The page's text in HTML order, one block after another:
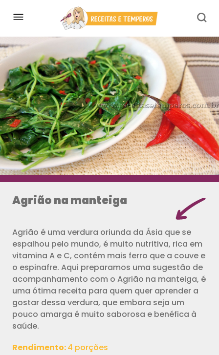
Agrião na manteiga
Agrião é uma verdura oriunda da Ásia que se
espalhou pelo mundo, é muito nutritiva, rica em
vitamina A e C, contém mais ferro que a couve e
o espinafre. Aqui preparamos uma sugestão de
acompanhamento com o Agrião na manteiga, é
uma ótima receita para quem quer aprender a
gostar dessa verdura, que embora seja um
pouco amarga é muito saborosa e benéfica à
saúde.
Rendimento:4 porções